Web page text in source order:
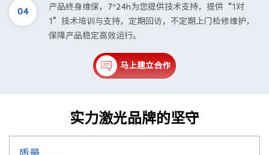
04
产品终身维保，7*24h为您提供技术支持，提供“1对
1”技术培训与支持，定期回访，不定期上门检修维护，
保障产品稳定高效运行。
马上建立合作
实力激光品牌的坚守